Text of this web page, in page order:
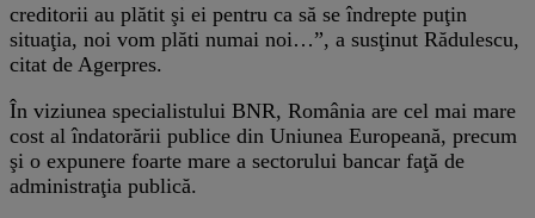
creditorii au plătit şi ei pentru ca să se îndrepte puţin
situaţia, noi vom plăti numai noi…”, a susţinut Rădulescu,
citat de Agerpres.
În viziunea specialistului BNR, România are cel mai mare
cost al îndatorării publice din Uniunea Europeană, precum
şi o expunere foarte mare a sectorului bancar faţă de
administraţia publică.